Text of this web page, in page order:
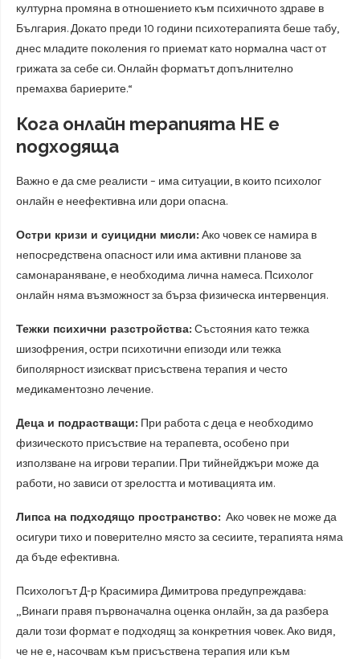
културна промяна в отношението към психичното здраве в
България. Докато преди 10 години психотерапията беше табу,
днес младите поколения го приемат като нормална част от
грижата за себе си. Онлайн форматът допълнително
премахва бариерите.“
Кога онлайн терапията НЕ е
подходяща
Важно е да сме реалисти – има ситуации, в които психолог
онлайн е неефективна или дори опасна.
Остри кризи и суицидни мисли: Ако човек се намира в
непосредствена опасност или има активни планове за
самонараняване, е необходима лична намеса. Психолог
онлайн няма възможност за бърза физическа интервенция.
Тежки психични разстройства: Състояния като тежка
шизофрения, остри психотични епизоди или тежка
биполярност изискват присъствена терапия и често
медикаментозно лечение.
Деца и подрастващи: При работа с деца е необходимо
физическото присъствие на терапевта, особено при
използване на игрови терапии. При тийнейджъри може да
работи, но зависи от зрелостта и мотивацията им.
Липса на подходящо пространство: Ако човек не може да
осигури тихо и поверително място за сесиите, терапията няма
да бъде ефективна.
Психологът Д-р Красимира Димитрова предупреждава:
„Винаги правя първоначална оценка онлайн, за да разбера
дали този формат е подходящ за конкретния човек. Ако видя,
че не е, насочвам към присъствена терапия или към